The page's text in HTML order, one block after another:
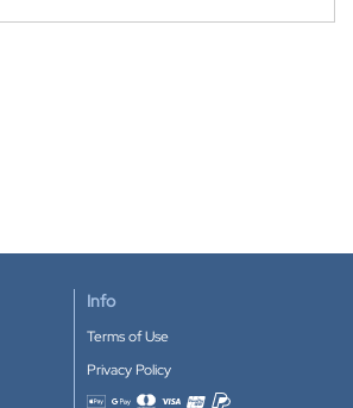
Info
Terms of Use
Privacy Policy